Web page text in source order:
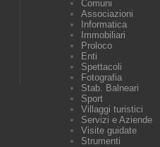
Comuni
Associazioni
Informatica
Immobiliari
Proloco
Enti
Spettacoli
Fotografia
Stab. Balneari
Sport
Villaggi turistici
Servizi e Aziende
Visite guidate
Strumenti